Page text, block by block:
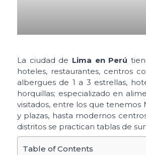
La ciudad de Lima en Perú
hoteles, restaurantes, centros
albergues de 1 a 3 estrellas,
horquillas; especializado en
visitados, entre los que tenemos
y plazas, hasta modernos
distritos se practican tablas de
Table of Contents